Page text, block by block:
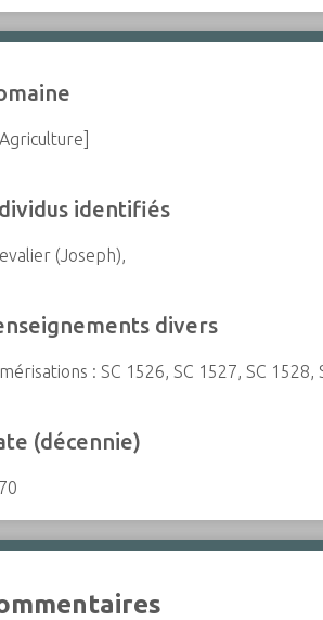
identifiés
(Joseph),
divers
: SC 1526, SC 1527, SC 1528,
(décennie)